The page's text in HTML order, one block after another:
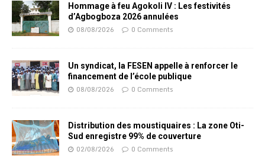
Hommage à feu Agokoli IV : Les festivités
d’Agbogboza 2026 annulées
08/08/2026 0 Comments
Un syndicat, la FESEN appelle à renforcer le
financement de l’école publique
08/08/2026 0 Comments
Distribution des moustiquaires : La zone Oti-
Sud enregistre 99% de couverture
02/08/2026 0 Comments